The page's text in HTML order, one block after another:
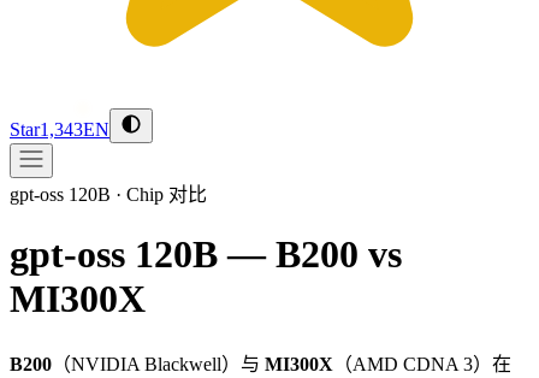
Star1,343EN
gpt-oss 120B · Chip 对比
gpt-oss 120B — B200 vs
MI300X
B200 （NVIDIA Blackwell）与 MI300X （AMD CDNA 3）在